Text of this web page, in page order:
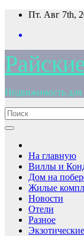
Перейти
содержимому
Пт. Авг 7th,
Недвижимость
На главную
Виллы и
Дом на
Жилые
Новости
Отели
Разное